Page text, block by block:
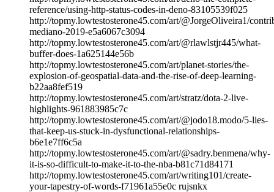
reference/using-http-status-codes-in-deno-83105539f025
http://topmy.lowtestosterone45.com/art/@JorgeOliveira1/
mediano-2019-e5a6067c3094
http://topmy.lowtestosterone45.com/art/@rlawlstjr445/what-
buffer-does-1a625144e56b
http://topmy.lowtestosterone45.com/art/planet-stories/the-
explosion-of-geospatial-data-and-the-rise-of-deep-learning-
b22aa8fef519
http://topmy.lowtestosterone45.com/art/stratz/dota-2-live-
highlights-961883985c7c
http://topmy.lowtestosterone45.com/art/@jodo18.modo/5-lies-
that-keep-us-stuck-in-dysfunctional-relationships-
b6e1e7ff6c5a
http://topmy.lowtestosterone45.com/art/@sadry.benmena/why-
it-is-so-difficult-to-make-it-to-the-nba-b81c71d84171
http://topmy.lowtestosterone45.com/art/writing101/create-
your-tapestry-of-words-f71961a55e0c rujsnkx